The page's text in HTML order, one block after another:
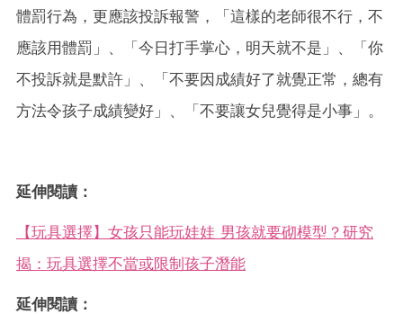
體罰行為，更應該投訴報警，「這樣的老師很不行，不
應該用體罰」、「今日打手掌心，明天就不是」、「你
不投訴就是默許」、「不要因成績好了就覺正常，總有
方法令孩子成績變好」、「不要讓女兒覺得是小事」。
延伸閱讀：
【玩具選擇】女孩只能玩娃娃 男孩就要砌模型？研究
揭：玩具選擇不當或限制孩子潛能
延伸閱讀：